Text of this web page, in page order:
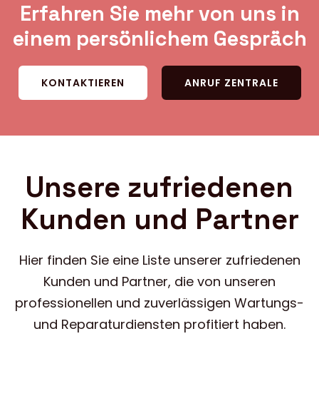
Erfahren Sie mehr von uns in
einem persönlichem Gespräch
KONTAKTIEREN ANRUF ZENTRALE
Unsere zufriedenen
Kunden und Partner
Hier finden Sie eine Liste unserer zufriedenen
Kunden und Partner, die von unseren
professionellen und zuverlässigen Wartungs-
und Reparaturdiensten profitiert haben.